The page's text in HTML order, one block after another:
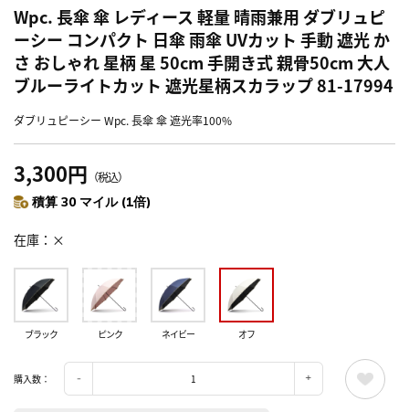
Wpc. 長傘 傘 レディース 軽量 晴雨兼用 ダブリュピ
ーシー コンパクト 日傘 雨傘 UVカット 手動 遮光 か
さ おしゃれ 星柄 星 50cm 手開き式 親骨50cm 大人
ブルーライトカット 遮光星柄スカラップ 81-17994
ダブリュピーシー Wpc. 長傘 傘 遮光率100%
3,300円 （税込）
積算 30 マイル (1倍)
在庫 ×
ブラック ピンク ネイビー オフ
購入数：